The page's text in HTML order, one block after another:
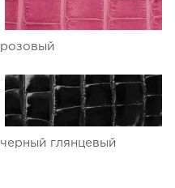
розовый
черный глянцевый